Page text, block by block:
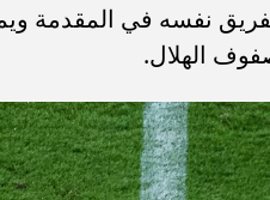
نفسه في المقدمة
الهلال.